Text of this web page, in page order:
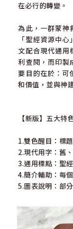
在必行的轉變。
為此，一群蒙神
「聖經資源中
文配合現代通用
利查閱，而印製
要目的在於：可
和價值，並與神
【新版】五大特
1.雙色醒目：標
2.現代用字：舊
3.通用標點：聖
4.簡介輔助：每
5.圖表說明：部